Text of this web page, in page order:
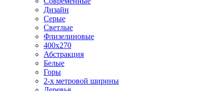
Дизайн
Серые
Светлые
Флизелиновые
400х270
Абстракция
Белые
Горы
2-х метровой ширины